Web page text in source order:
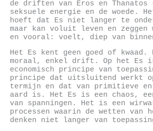
de driften van Eros en Thanatos
seksuele energie en de woede.
hoeft dat Es niet langer te
maar kan voluit leven en zeggen
en vooral: voelt, diep van
Het Es kent geen goed of kwaad.
moraal, enkel drift. Op het Es
economisch principe van
principe dat uitsluitend werkt
termijn en dat van primitieve
aard is. Het Es is een chaos,
van spanningen. Het is een
processen waarin de wetten van
denken niet langer van